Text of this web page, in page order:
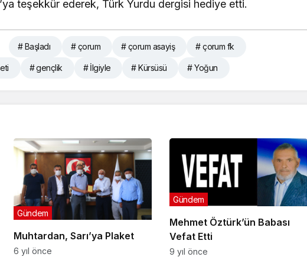
teşekkür ederek, Türk Yurdu dergisi hediye etti.
# Başladı # çorum # çorum asayiş # çorum fk
# gençlik # İlgiyle # Kürsüsü # Yoğun
Muhtardan, Sarı’ya Plaket
Gündem
6 yıl önce
Mehmet Öztürk’ün Babası
Vefat Etti
Gündem
9 yıl önce